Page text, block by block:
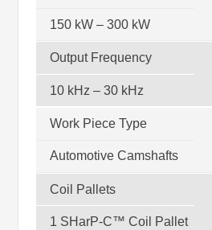
150 kW – 300 kW
Output Frequency
10 kHz – 30 kHz
Work Piece Type
Automotive Camshafts
Coil Pallets
1 SHarP-C™ Coil Pallet